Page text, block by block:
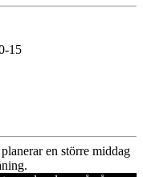
15
en större middag